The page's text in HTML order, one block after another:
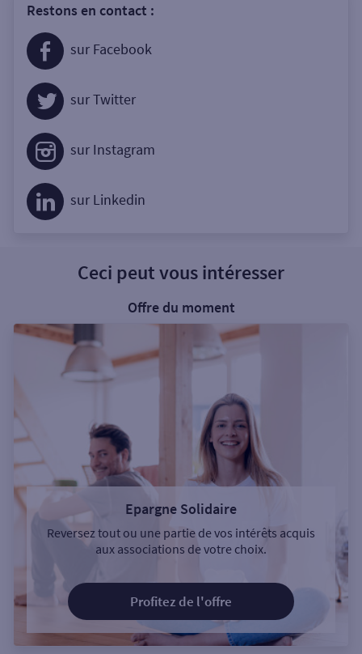
Restons en contact :
sur Facebook
sur Twitter
sur Instagram
sur Linkedin
Ceci peut vous intéresser
Offre du moment
Epargne Solidaire
Reversez tout ou une partie de vos intérêts acquis
aux associations de votre choix.
Profitez de l'offre